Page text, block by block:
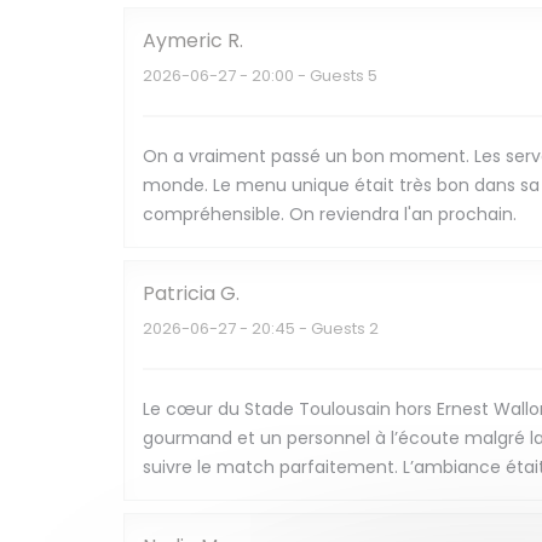
Aymeric R
2026-06-27 - 20:00 - Guests 5
On a vraiment passé un bon moment. Les
monde. Le menu unique était très bon dans
compréhensible. On reviendra l'an prochain.
Patricia G
2026-06-27 - 20:45 - Guests 2
Le cœur du Stade Toulousain hors Ernest
gourmand et un personnel à l’écoute malgré
suivre le match parfaitement. L’ambiance